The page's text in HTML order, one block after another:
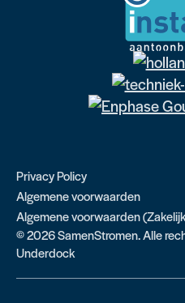
Privacy Policy
Algemene voorwaarden
Algemene voorwaarden
© 2026 SamenStromen. Alle
Underdock